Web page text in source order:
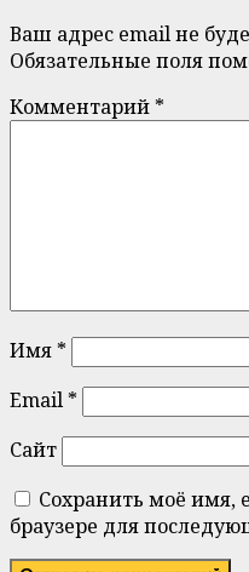
Ваш адрес email не
Обязательные поля
Комментарий *
Имя *
Email *
Сайт
Сохранить моё имя,
браузере для